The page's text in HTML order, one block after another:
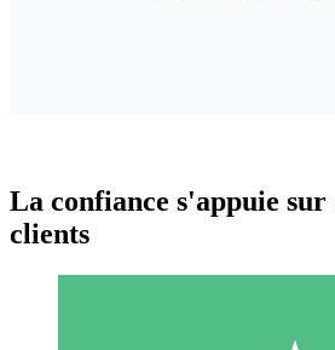
La confiance s'appuie sur
clients